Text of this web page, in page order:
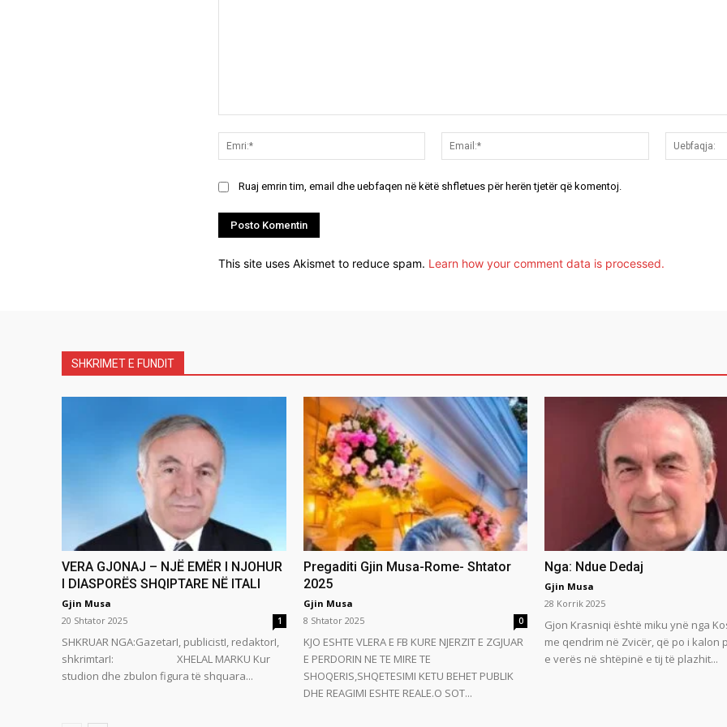
Emri:*
Email:*
Ruaj emrin tim, email dhe uebfaqen në këtë shfletues për herën tjetër që komentoj.
This site uses Akismet to reduce spam. Learn how your comment data is processed.
SHKRIMET E FUNDIT
VERA GJONAJ – NJË EMËR I NJOHUR
I DIASPORËS SHQIPTARE NË ITALI
Gjin Musa
20 Shtator 2025
1
SHKRUAR NGA:GazetarI, publicistI, redaktorI,
shkrimtarI: XHELAL MARKU Kur
studion dhe zbulon figura të shquara...
Pregaditi Gjin Musa-Rome- Shtator
2025
Gjin Musa
8 Shtator 2025
0
KJO ESHTE VLERA E FB KURE NJERZIT E ZGJUAR
E PERDORIN NE TE MIRE TE
SHOQERIS,SHQETESIMI KETU BEHET PUBLIK
DHE REAGIMI ESHTE REALE.O SOT...
Nga: Ndue Dedaj
Gjin Musa
28 Korrik 2025
Gjon Krasniqi është miku ynë nga
me qendrim në Zvicër, që po i kalon
e verës në shtëpinë e tij të plazhit...